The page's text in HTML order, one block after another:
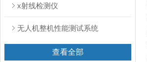
x射线检测仪
无人机整机性能测试系统
查看全部